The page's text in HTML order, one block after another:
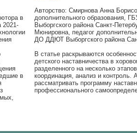
в
2021-
в
Авторcтво: Смирнова Анна
дополнительного образования,
Выборгского района Санкт-
Мюнировна, педагог
ДО ДДЮТ Выборгского района
В статье раскрываются
детского наставничества в
разделенного на несколько
координация, анализ и контроль.
рассматривать программу
профессионального